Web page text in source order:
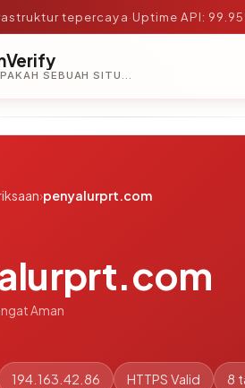
tepercaya·Uptime API:
PERIKSA APAKAH SEBUAH SITUS AMAN, TEPERCAYA, DAN TERVERIFIKASI DALAM HITUNGAN DETIK.
›penyalurprt.com
Aman
194.163.42.86 HTTPS Valid 8